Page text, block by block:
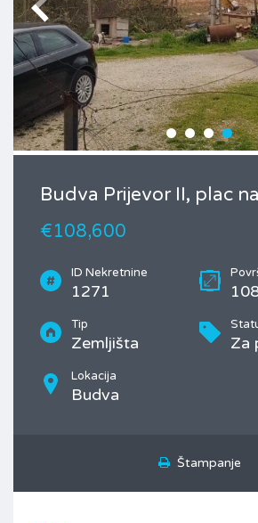
Budva Prijevor II, plac
€108,600
ID Nekretnine
1271
Tip
Zemljišta Za
Lokacija
Budva
Štampanje